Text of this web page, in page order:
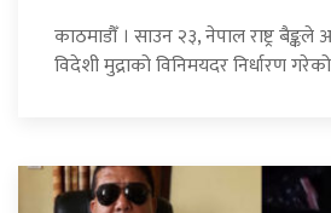
काठमाडौँ । साउन २३, नेपाल राष्ट्र
विदेशी मुद्राको विनिमयदर निर्धारण गरेको